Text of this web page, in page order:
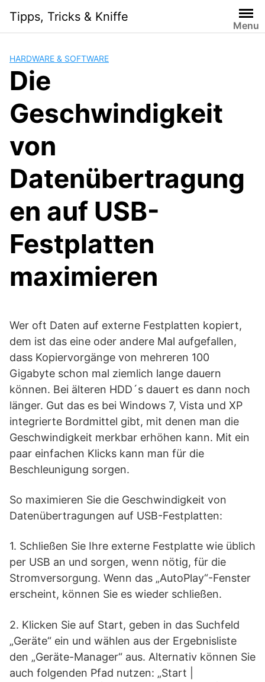
content
Tipps, Tricks & Kniffe
Menu
HARDWARE & SOFTWARE
Die
Geschwindigkeit
von
Datenübertragung
en auf USB-
Festplatten
maximieren
Wer oft Daten auf externe Festplatten kopiert,
dem ist das eine oder andere Mal aufgefallen,
dass Kopiervorgänge von mehreren 100
Gigabyte schon mal ziemlich lange dauern
können. Bei älteren HDD´s dauert es dann noch
länger. Gut das es bei Windows 7, Vista und XP
integrierte Bordmittel gibt, mit denen man die
Geschwindigkeit merkbar erhöhen kann. Mit ein
paar einfachen Klicks kann man für die
Beschleunigung sorgen.
So maximieren Sie die Geschwindigkeit von
Datenübertragungen auf USB-Festplatten:
1. Schließen Sie Ihre externe Festplatte wie üblich
per USB an und sorgen, wenn nötig, für die
Stromversorgung. Wenn das „AutoPlay“-Fenster
erscheint, können Sie es wieder schließen.
2. Klicken Sie auf Start, geben in das Suchfeld
„Geräte“ ein und wählen aus der Ergebnisliste
den „Geräte-Manager“ aus. Alternativ können Sie
auch folgenden Pfad nutzen: „Start |